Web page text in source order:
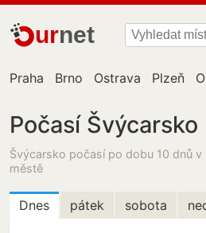
urnet
Praha Brno Ostrava Plzeň
Počasí Švýcarsko
Švýcarsko počasí po dobu 10 dnů v
městě
Dnes pátek sobota